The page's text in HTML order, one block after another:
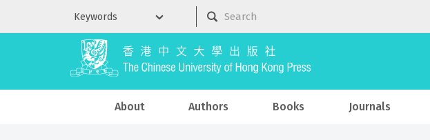
About Authors Books Journals